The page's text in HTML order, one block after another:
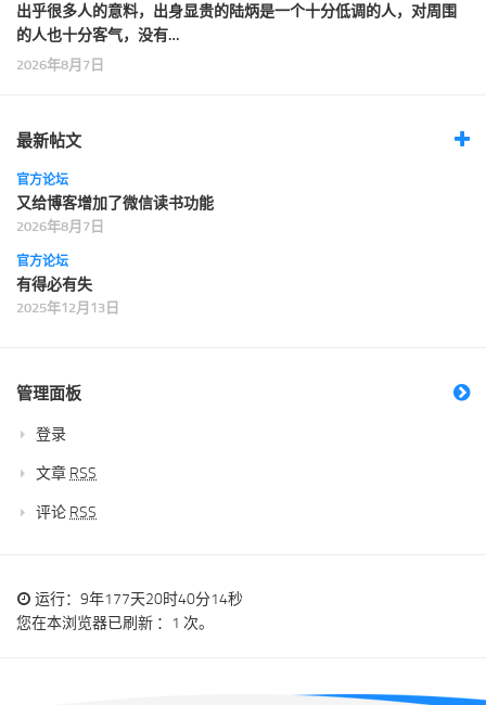
出乎很多人的意料，出身显贵的陆炳是一个十分低调的人，对周围
的人也十分客气，没有…
2026年8月7日
最新帖文
官方论坛
又给博客增加了微信读书功能
2026年8月7日
官方论坛
有得必有失
2025年12月13日
管理面板
登录
文章 RSS
评论 RSS
运行：9年177天20时40分14秒
您在本浏览器已刷新 ：1 次。